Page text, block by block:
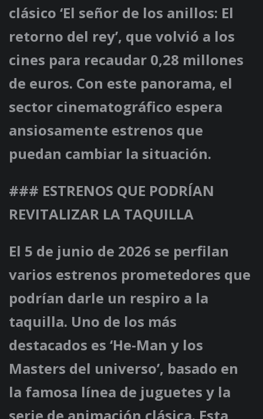
clásico ‘El señor de los anillos: El
retorno del rey’, que volvió a los
cines para recaudar 0,28 millones
de euros. Con este panorama, el
sector cinematográfico espera
ansiosamente estrenos que
puedan cambiar la situación.
### ESTRENOS QUE PODRÍAN
REVITALIZAR LA TAQUILLA
El 5 de junio de 2026 se perfilan
varios estrenos prometedores que
podrían darle un respiro a la
taquilla. Uno de los más
destacados es ‘He-Man y los
Masters del universo’, basado en
la famosa línea de juguetes y la